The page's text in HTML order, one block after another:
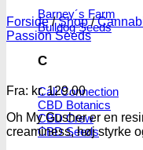
Barney´s Farm
Bulldog Seeds
C
Cali Connection
CBD Botanics
CBD Crew
CBD Seeds
Forside / Shop /
Passion Seeds
Fra: kr.129.00
Oh My Gusher er en
creaminess, høj styrke